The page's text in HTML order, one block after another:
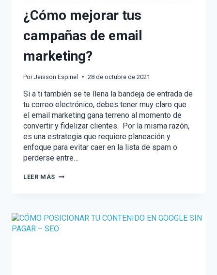
¿Cómo mejorar tus
campañas de email
marketing?
Por Jeisson Espinel 28 de octubre de 2021
Si a ti también se te llena la bandeja de entrada de
tu correo electrónico, debes tener muy claro que
el email marketing gana terreno al momento de
convertir y fidelizar clientes. Por la misma razón,
es una estrategia que requiere planeación y
enfoque para evitar caer en la lista de spam o
perderse entre…
LEER MÁS ¿CÓMO
EMAIL
MARKETING?